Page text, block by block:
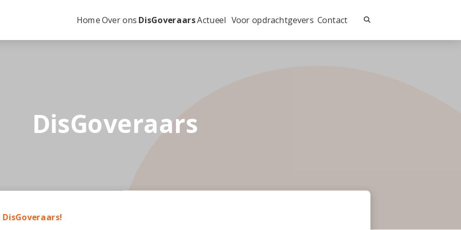
Home Over ons DisGoveraarsActueel Voor opdrachtgevers Contact
DisGoveraars